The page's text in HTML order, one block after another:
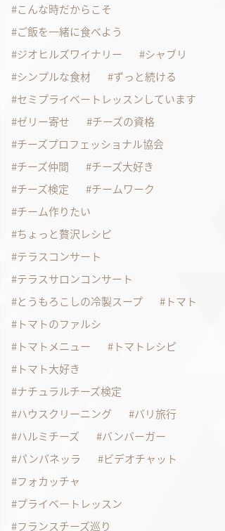
こんな時だからこそ
ご飯を一緒に食べよう
ジオヒルズワイナリー
シャブリ
シンプルな食材
ずっと続ける
セミプライベートレッスンしています
ゼリー寄せ
チーズの資格
チーズプロフェッショナル協会
チーズ仲間
チーズ大好き
チーズ検定
チームワーク
チーム作りたい
ちょっと贅沢レシピ
テラスコンサート
テラスサロンコンサート
とうもろこしの冷製スープ
トマト
トマトのファルシ
トマトメニュー
トマトレシピ
トマト大好き
ナチュラルチーズ検定
ハウスクリーニング
パリ旅行
ハルミチーズ
バンバーガー
パンパネッラ
ビデオチャット
フォカッチャ
プライベートレッスン
フランスチーズ巡り